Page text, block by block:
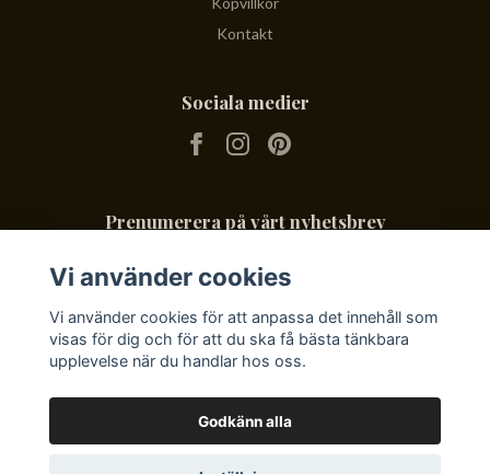
Kontakt
Sociala medier
Prenumerera på vårt nyhetsbrev
Vi använder cookies
Vi använder cookies för att anpassa det innehåll som
visas för dig och för att du ska få bästa tänkbara
upplevelse när du handlar hos oss.
Godkänn alla